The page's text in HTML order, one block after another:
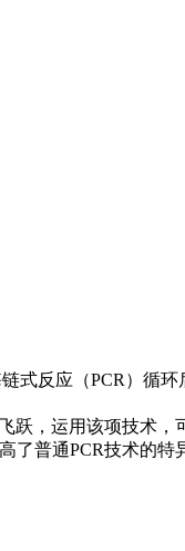
式反应（PCR）循
跃，运用该项技术
普通PCR技术的特